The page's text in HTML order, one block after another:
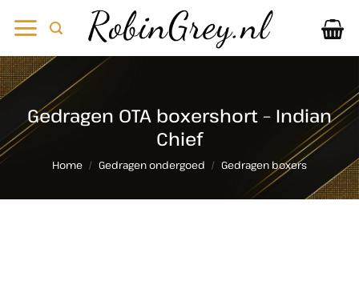
naar
Gedragen OTA boxershort – Indian
Chief
Home / Gedragen ondergoed / Gedragen boxers